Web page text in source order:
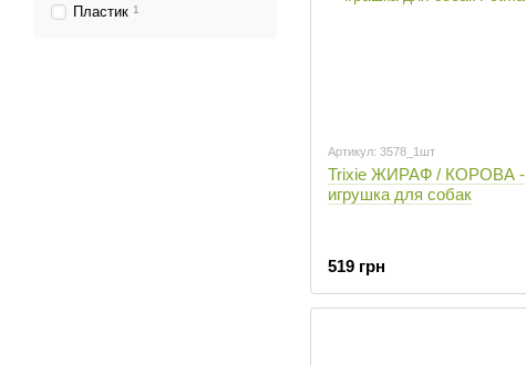
Артикул: 3578_1шт
Trixie ЖИРАФ / КОРОВА -
игрушка для собак
519 грн
Пластик 1